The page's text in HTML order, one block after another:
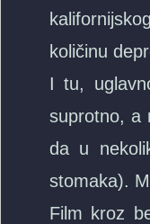
količinu
I tu,
suprotno, a
da u
stomaka).
Film kroz